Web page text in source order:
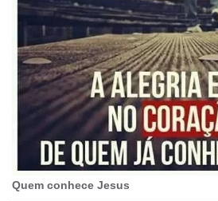
Quem conhece Jesus